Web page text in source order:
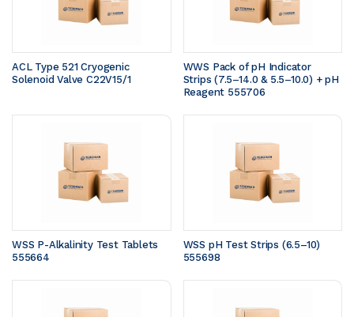
ACL Type 521 Cryogenic
Solenoid Valve C22V15/1
WWS Pack of pH Indicator
Strips (7.5–14.0 & 5.5–10.0) + pH
Reagent 555706
WSS P-Alkalinity Test Tablets
555664
WSS pH Test Strips (6.5–10)
555698